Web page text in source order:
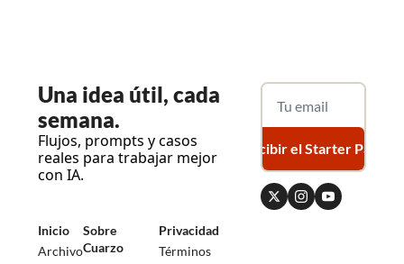
Una idea útil, cada
semana.
Flujos, prompts y casos
reales para trabajar mejor
con IA.
Recibir el Starter Pack
Inicio
Archivo
Sobre
Cuarzo
Privacidad
Términos